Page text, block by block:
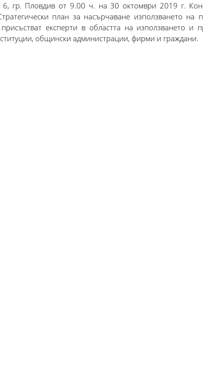
6, гр. Пловдив от 9.00 ч. на 30 октомври 2019 г.
план за насърчаване използването
експерти в областта на използването и
общински администрации, фирми и граждани.